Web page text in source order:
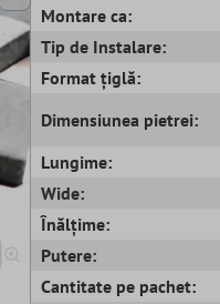
Montare ca:
Tip de Instalare:
Format țiglă:
Dimensiunea pietrei:
Lungime:
Wide:
Înălțime:
Putere:
Cantitate pe pachet: